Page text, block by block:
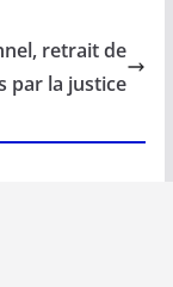
retrait de
par la justice